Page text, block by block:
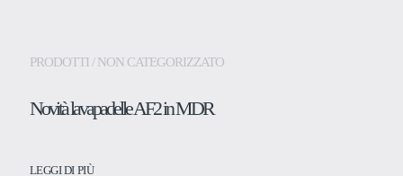
PRODOTTI / NON CATEGORIZZATO
Novità lavapadelle AF2 in MDR
LEGGI DI PIÙ